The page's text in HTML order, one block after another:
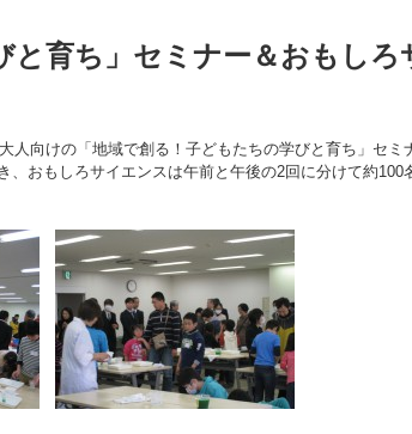
と育ち」セミナー＆おもし
人向けの「地域で創る！子どもたちの学びと育ち」セ
おもしろサイエンスは午前と午後の2回に分けて約